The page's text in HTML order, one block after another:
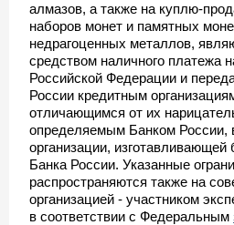
алмазов, а также на куплю-
наборов монет и памятных
недрагоценных металлов,
средством наличного платежа
Российской Федерации и
России кредитным
отличающимся от их
определяемым Банком России,
организации, изготавливающей
Банка России. Указанные
распространяются также на
организацией - участником
в соответствии с Федеральным